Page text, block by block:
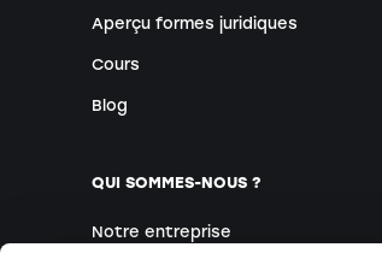
Aperçu formes juridiques
Cours
Blog
QUI SOMMES-NOUS ?
Notre entreprise